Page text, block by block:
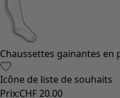
Chaussettes gainantes en
Icône de liste de souhaits
Prix:CHF 20.00